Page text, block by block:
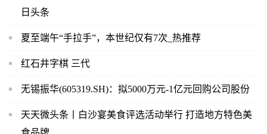
日头条
夏至端午“手拉手”，本世纪仅有7次_热推荐
红石井字棋 三代
无锡振华(605319.SH)：拟5000万元-1亿元回购公司股份
天天微头条丨白沙宴美食评选活动举行 打造地方特色美